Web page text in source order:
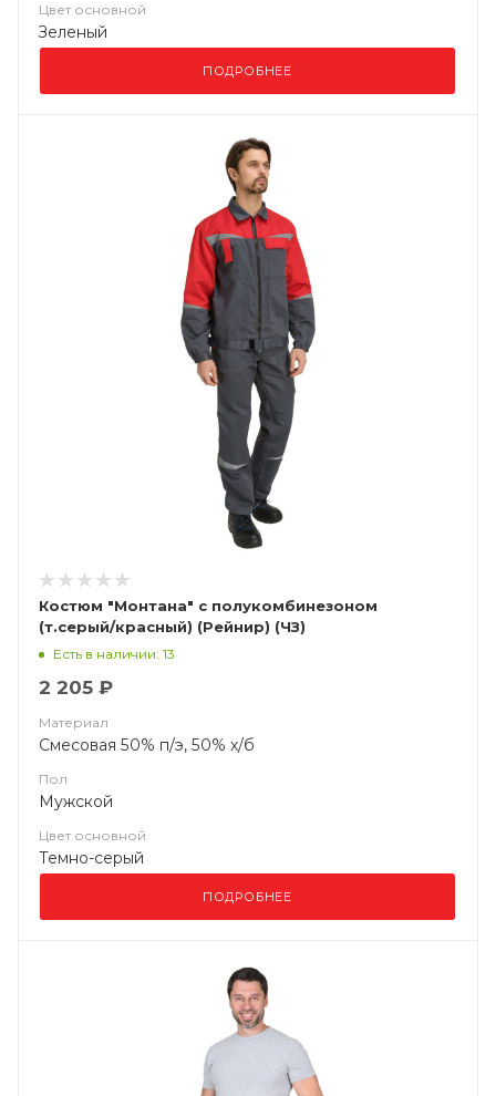
Цвет основной
Зеленый
ПОДРОБНЕЕ
Костюм "Монтана" с полукомбинезоном
(т.серый/красный) (Рейнир) (ЧЗ)
Есть в наличии: 13
2 205 ₽
Материал
Смесовая 50% п/э, 50% х/б
Пол
Мужской
Цвет основной
Темно-серый
ПОДРОБНЕЕ